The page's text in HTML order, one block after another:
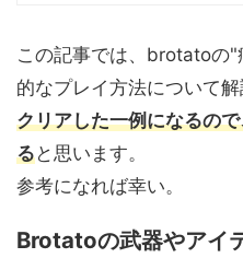
この記事では、brotatoの
的なプレイ方法について解
クリアした一例になるの
ると思います。
参考になれば幸い。
Brotatoの武器やアイ